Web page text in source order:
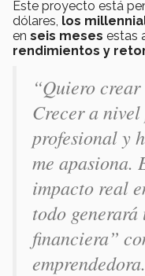
Este proyecto está
dólares, los
en seis meses estas
rendimientos y
“Quiero
Crecer a
profesional y
me apasiona.
impacto real
todo
financiera”
emprendedora.